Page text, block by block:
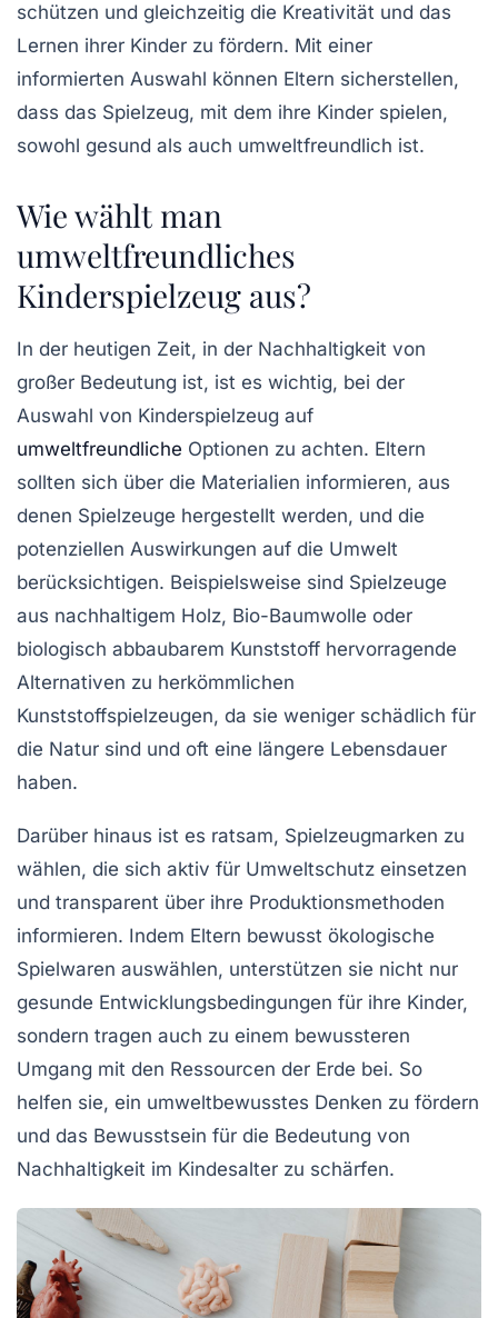
schützen und gleichzeitig die Kreativität und das
Lernen ihrer Kinder zu fördern. Mit einer
informierten Auswahl können Eltern sicherstellen,
dass das Spielzeug, mit dem ihre Kinder spielen,
sowohl gesund als auch umweltfreundlich ist.
Wie wählt man
umweltfreundliches
Kinderspielzeug aus?
In der heutigen Zeit, in der Nachhaltigkeit von
großer Bedeutung ist, ist es wichtig, bei der
Auswahl von Kinderspielzeug auf
umweltfreundliche Optionen zu achten. Eltern
sollten sich über die Materialien informieren, aus
denen Spielzeuge hergestellt werden, und die
potenziellen Auswirkungen auf die Umwelt
berücksichtigen. Beispielsweise sind Spielzeuge
aus nachhaltigem Holz, Bio-Baumwolle oder
biologisch abbaubarem Kunststoff hervorragende
Alternativen zu herkömmlichen
Kunststoffspielzeugen, da sie weniger schädlich für
die Natur sind und oft eine längere Lebensdauer
haben.
Darüber hinaus ist es ratsam, Spielzeugmarken zu
wählen, die sich aktiv für Umweltschutz einsetzen
und transparent über ihre Produktionsmethoden
informieren. Indem Eltern bewusst ökologische
Spielwaren auswählen, unterstützen sie nicht nur
gesunde Entwicklungsbedingungen für ihre Kinder,
sondern tragen auch zu einem bewussteren
Umgang mit den Ressourcen der Erde bei. So
helfen sie, ein umweltbewusstes Denken zu fördern
und das Bewusstsein für die Bedeutung von
Nachhaltigkeit im Kindesalter zu schärfen.